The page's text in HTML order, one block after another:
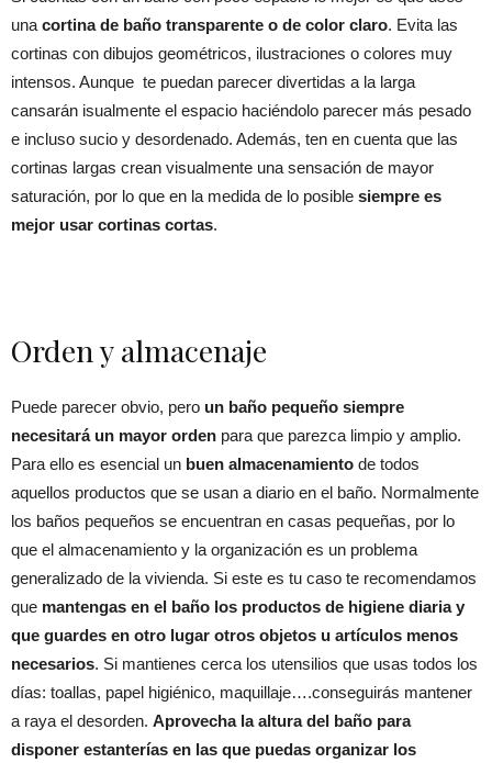
una cortina de baño transparente o de color claro. Evita las
cortinas con dibujos geométricos, ilustraciones o colores muy
intensos. Aunque te puedan parecer divertidas a la larga
cansarán isualmente el espacio haciéndolo parecer más pesado
e incluso sucio y desordenado. Además, ten en cuenta que las
cortinas largas crean visualmente una sensación de mayor
saturación, por lo que en la medida de lo posible siempre es
mejor usar cortinas cortas.
Orden y almacenaje
Puede parecer obvio, pero un baño pequeño siempre
necesitará un mayor orden para que parezca limpio y amplio.
Para ello es esencial un buen almacenamiento de todos
aquellos productos que se usan a diario en el baño. Normalmente
los baños pequeños se encuentran en casas pequeñas, por lo
que el almacenamiento y la organización es un problema
generalizado de la vivienda. Si este es tu caso te recomendamos
que mantengas en el baño los productos de higiene diaria y
que guardes en otro lugar otros objetos u artículos menos
necesarios. Si mantienes cerca los utensilios que usas todos los
días: toallas, papel higiénico, maquillaje….conseguirás mantener
a raya el desorden. Aprovecha la altura del baño para
disponer estanterías en las que puedas organizar los